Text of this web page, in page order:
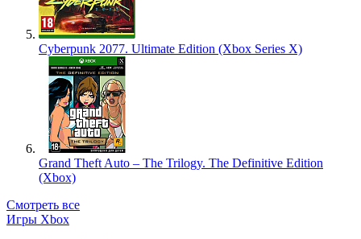
Cyberpunk 2077. Ultimate Edition (Xbox Series X)
Grand Theft Auto – The Trilogy. The Definitive Edition
(Xbox)
Смотреть все
Игры Xbox